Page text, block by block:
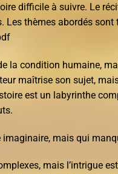
difficile à suivre. Le
Les thèmes abordés
la condition humaine,
maîtrise son sujet,
est un labyrinthe
mais qui
mais l’intrigue